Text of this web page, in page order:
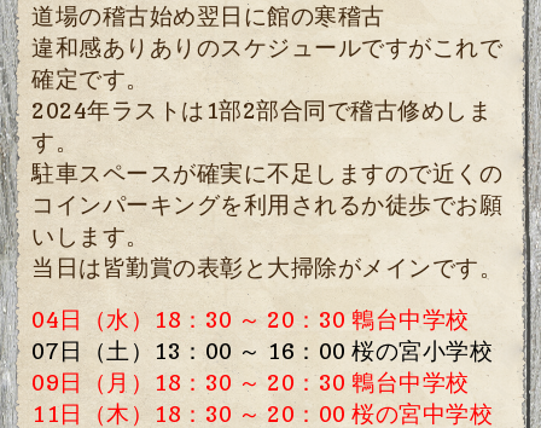
道場の稽古始め翌日に館の寒稽古
違和感ありありのスケジュールですがこれで
確定です。
2024年ラストは1部2部合同で稽古修めしま
す。
駐車スペースが確実に不足しますので近くの
コインパーキングを利用されるか徒歩でお願
いします。
当日は皆勤賞の表彰と大掃除がメインです。
04日（水）18：30 ～ 20：30 鵯台中学校
07日（土）13：00 ～ 16：00 桜の宮小学校
09日（月）18：30 ～ 20：30 鵯台中学校
11日（木）18：30 ～ 20：00 桜の宮中学校